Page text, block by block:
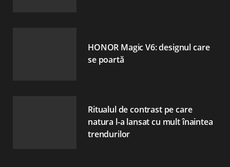
HONOR Magic V6: designul care
se poartă
Ritualul de contrast pe care
natura l-a lansat cu mult înaintea
trendurilor